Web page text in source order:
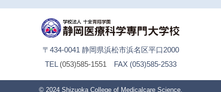
〒434-0041 静岡県浜松市浜名区平口2000
TEL (053)585-1551 FAX (053)585-2533
© 2024 Shizuoka College of Medicalcare Science.